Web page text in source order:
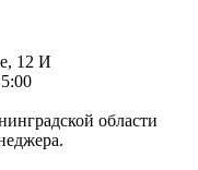
12 И
области